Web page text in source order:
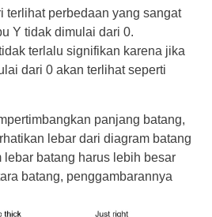
terlihat perbedaan yang sangat
Y tidak dimulai dari 0.
terlalu signifikan karena jika
dari 0 akan terlihat seperti
panjang batang,
lebar dari diagram batang
lebar batang harus lebih besar
batang, penggambarannya